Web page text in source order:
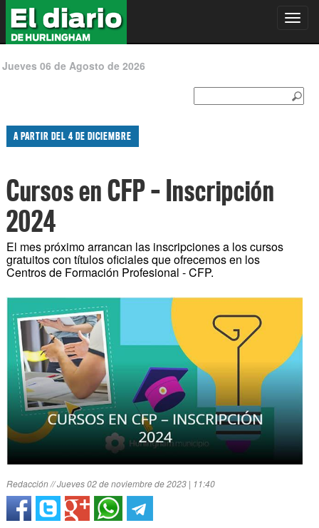
Jueves 06 de Agosto de 2026
A PARTIR DEL 4 DE DICIEMBRE
Cursos en CFP – Inscripción
2024
El mes próximo arrancan las inscripciones a los cursos
gratuitos con títulos oficiales que ofrecemos en los
Centros de Formación Profesional - CFP.
Redacción // Jueves 02 de noviembre de 2023 | 11:40